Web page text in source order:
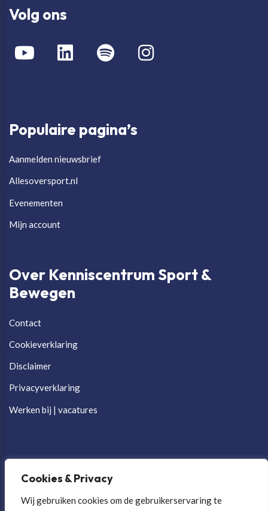
Cookies & Privacy
Wij gebruiken cookies om de gebruikerservaring te
Volg ons
Populaire pagina’s
Aanmelden nieuwsbrief
Allesoversport.nl
Evenementen
Mijn account
Over Kenniscentrum Sport &
Bewegen
Contact
Cookieverklaring
Disclaimer
Privacyverklaring
Werken bij | vacatures